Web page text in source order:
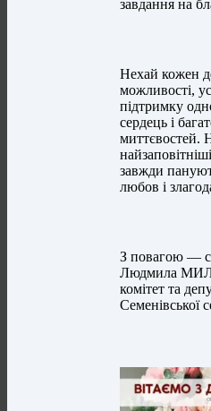
завдання на
Нехай кожен
можливості,
підтримку
сердець і
миттєвостей.
завжди
любов і
З повагою —
Людмила
комітет та
Семенівської